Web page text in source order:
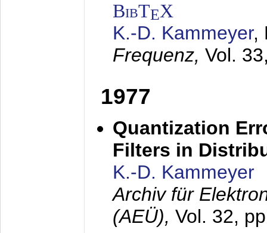
BibTEX
K.-D. Kammeyer,
Frequenz, Vol.
1977
Quantization
Filters in
K.-D. Kammeyer
Archiv für
(AEÜ), Vol. 32,